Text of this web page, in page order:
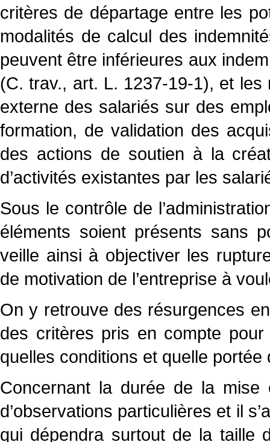
critères de départage entre les
modalités de calcul des
peuvent être inférieures aux
(C. trav., art. L. 1237-19-1), et
externe des salariés sur des
formation, de validation des
des actions de soutien à la
d’activités existantes par les
Sous le contrôle de
éléments soient présents sans
veille ainsi à objectiver les
de motivation de l’entreprise à
On y retrouve des résurgences
des critères pris en compte
quelles conditions et quelle
Concernant la durée de la
d’observations particulières et il
qui dépendra surtout de la taille